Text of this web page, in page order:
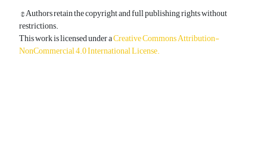
© Authors retain the copyright and full publishing rights without
restrictions.
This work is licensed under aCreative Commons Attribution-
NonCommercial 4.0 International License.